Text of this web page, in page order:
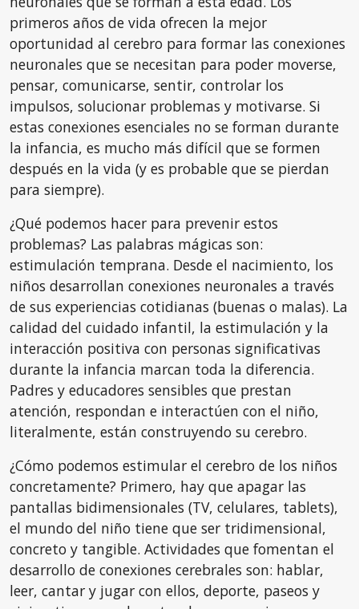
primeros años de vida ofrecen la mejor
oportunidad al cerebro para formar las conexiones
neuronales que se necesitan para poder moverse,
pensar, comunicarse, sentir, controlar los
impulsos, solucionar problemas y motivarse. Si
estas conexiones esenciales no se forman durante
la infancia, es mucho más difícil que se formen
después en la vida (y es probable que se pierdan
para siempre).
¿Qué podemos hacer para prevenir estos
problemas? Las palabras mágicas son:
estimulación temprana. Desde el nacimiento, los
niños desarrollan conexiones neuronales a través
de sus experiencias cotidianas (buenas o malas). La
calidad del cuidado infantil, la estimulación y la
interacción positiva con personas significativas
durante la infancia marcan toda la diferencia.
Padres y educadores sensibles que prestan
atención, respondan e interactúen con el niño,
literalmente, están construyendo su cerebro.
¿Cómo podemos estimular el cerebro de los niños
concretamente? Primero, hay que apagar las
pantallas bidimensionales (TV, celulares, tablets),
el mundo del niño tiene que ser tridimensional,
concreto y tangible. Actividades que fomentan el
desarrollo de conexiones cerebrales son: hablar,
leer, cantar y jugar con ellos, deporte, paseos y